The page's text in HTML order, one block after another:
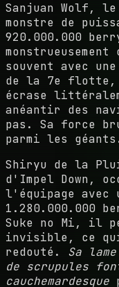
Sanjuan Wolf,
monstre de
920.000.000
souvent avec
de la 7e flotte,
écrase
anéantir des
pas. Sa force
parmi les
Shiryu de la
d'Impel Down,
l'équipage avec
1.280.000.000
Suke no Mi, il
invisible, ce
redouté. Sa
de scrupules
cauchemardesque